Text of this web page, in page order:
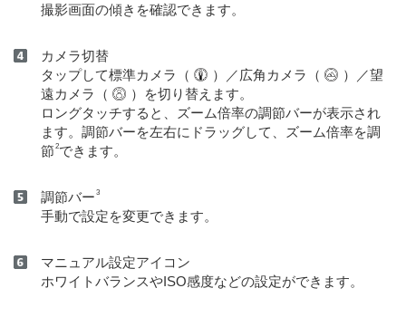
撮影画面の傾きを確認できます。
カメラ切替
タップして標準カメラ（
）／広角カメラ（
）／望
遠カメラ（
）を切り替えます。
ロングタッチすると、ズーム倍率の調節バーが表示され
ます。調節バーを左右にドラッグして、ズーム倍率を調
節 2できます。
調節バー 3
手動で設定を変更できます。
マニュアル設定アイコン
ホワイトバランスやISO感度などの設定ができます。